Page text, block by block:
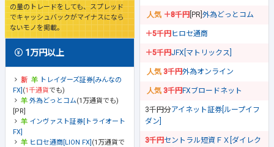
の量のトレードをしても、スプレッド
でキャッシュバックがマイナスになら
ないモノを掲載。
1万円以上
トレイダーズ証券[みんなの
FX] (1千通貨でも)
外為どっとコム(1万通貨でも)
[PR]
インヴァスト証券[トライオート
FX]
ヒロセ通商[LION FX] (1万通貨で
＋8千円 [PR] 外為どっとコム
＋5千円ヒロセ通商
＋5千円JFX[マトリックス]
3千円外為オンライン
3千円FXブロードネット
3千円分アイネット証券[ループイフ
ダン]
3千円セントラル短資ＦＸ[ダイレク